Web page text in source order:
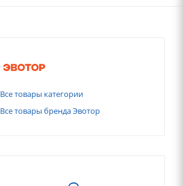
Все товары категории
Все товары бренда Эвотор